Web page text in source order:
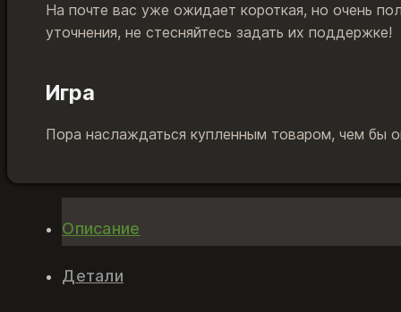
На почте вас уже ожидает короткая, но очень
уточнения, не стесняйтесь задать их поддержке!
Игра
Пора наслаждаться купленным товаром, чем бы
Описание
Детали